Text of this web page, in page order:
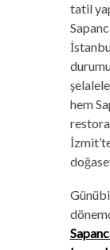
tatil
hem